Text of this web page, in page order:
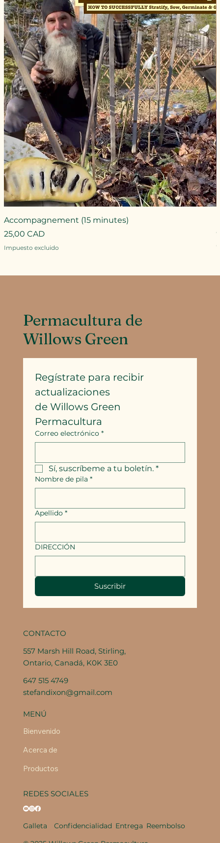
Accompagnement (15 minutes)
Precio
25,00 CAD
Impuesto excluido
Permacultura de
Willows Green
Regístrate para recibir
actualizaciones
de Willows Green
Permacultura
Correo electrónico *
Sí, suscríbeme a tu boletín. *
Nombre de pila *
Apellido *
DIRECCIÓN
Suscribir
CONTACTO
557 Marsh Hill Road, Stirling,
Ontario, Canadá, K0K 3E0
647 515 4749
stefandixon@gmail.com
MENÚ
Bienvenido
Acerca de
Productos
REDES SOCIALES
Galleta Confidencialidad Entrega Reembolso